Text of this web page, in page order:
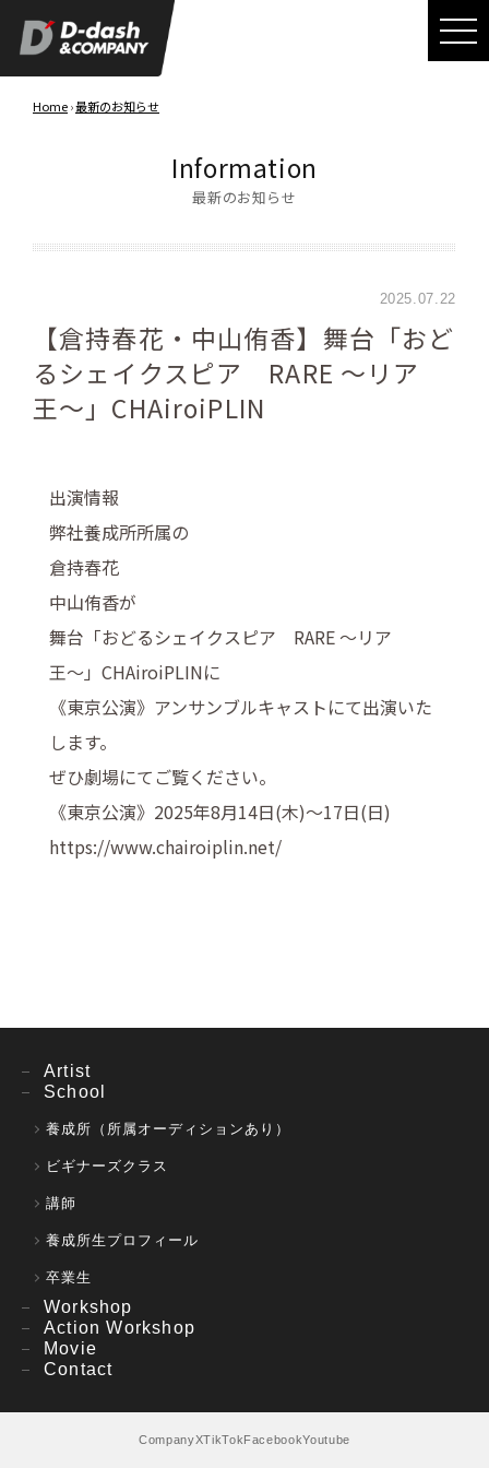
Home›最新のお知らせ
Information
最新のお知らせ
2025.07.22
【倉持春花・中山侑香】舞台「おど
るシェイクスピア RARE 〜リア
王〜」CHAiroiPLIN
出演情報
弊社養成所所属の
倉持春花
中山侑香が
舞台「おどるシェイクスピア RARE 〜リア
王〜」CHAiroiPLINに
《東京公演》アンサンブルキャストにて出演いた
します。
ぜひ劇場にてご覧ください。
《東京公演》2025年8月14日(木)〜17日(日)
https://www.chairoiplin.net/
Artist
School
養成所（所属オーディションあり）
ビギナーズクラス
講師
養成所生プロフィール
卒業生
Workshop
Action Workshop
Movie
Contact
CompanyXTikTokFacebookYoutube